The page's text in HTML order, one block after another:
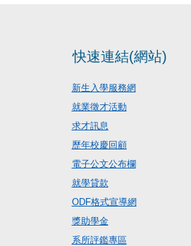
快速連結(網站)
新生入學服務網
就業徵才活動
求才訊息
歷年校慶回顧
電子公文公布欄
就學貸款
ODF格式宣導網
獎助學金
系所評鑑專區